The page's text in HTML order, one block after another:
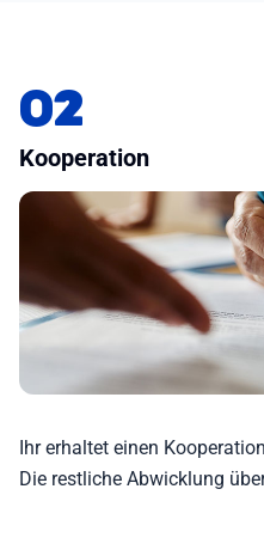
02
Kooperation
Ihr erhaltet einen
Die restliche Abwicklung